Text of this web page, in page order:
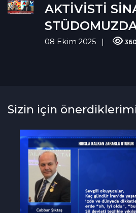
AKTİVİSTİ
08 Ekim 2025
Sizin için